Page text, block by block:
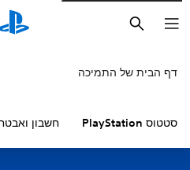
חיפוש
דף הבית של התמיכה
סטטוס PlayStation חשבון